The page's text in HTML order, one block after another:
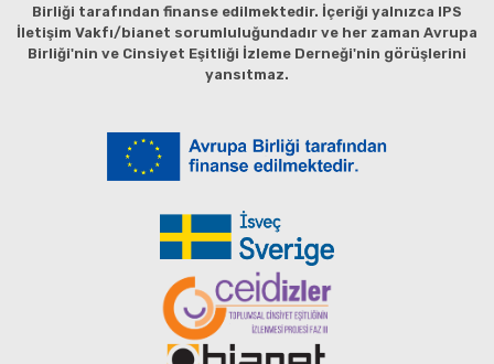
Birliği tarafından finanse edilmektedir. İçeriği yalnızca IPS
İletişim Vakfı/bianet sorumluluğundadır ve her zaman Avrupa
Birliği'nin ve Cinsiyet Eşitliği İzleme Derneği'nin görüşlerini
yansıtmaz.